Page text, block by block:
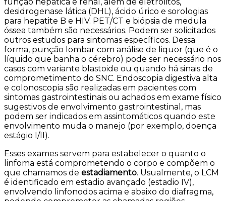
desidrogenase lática (DHL), ácido úrico e sorologias
para hepatite B e HIV. PET/CT e biópsia de medula
óssea também são necessários. Podem ser solicitados
outros estudos para sintomas específicos. Dessa
forma, punção lombar com análise de liquor (que é o
líquido que banha o cérebro) pode ser necessário nos
casos com variante blastoide ou quando há sinais de
comprometimento do SNC. Endoscopia digestiva alta
e colonoscopia são realizadas em pacientes com
sintomas gastrointestinais ou achados em exame físico
sugestivos de envolvimento gastrointestinal, mas
podem ser indicados em assintomáticos quando este
envolvimento muda o manejo (por exemplo, doença
estágio I/II).
Esses exames servem para estabelecer o quanto o
linfoma está comprometendo o corpo e compõem o
que chamamos de estadiamento. Usualmente, o LCM
é identificado em estadio avançado (estadio IV),
envolvendo linfonodos acima e abaixo do diafragma,